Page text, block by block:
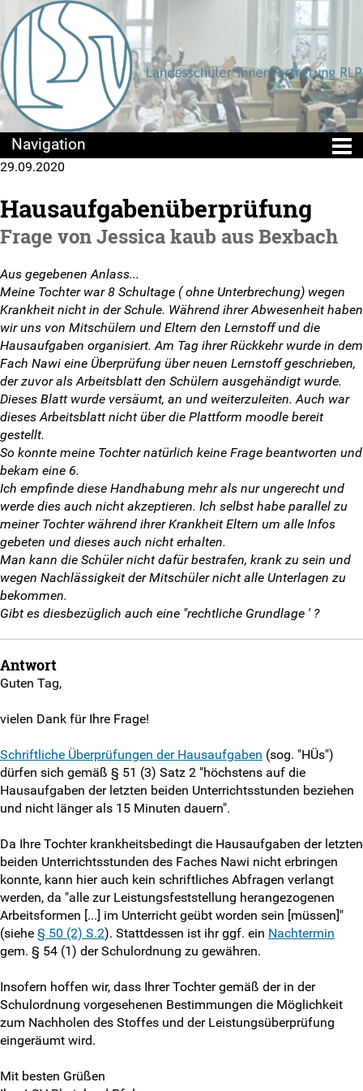
Positionen & Lesestoff
SV-Arbeit vor Ort
Du hast Recht(e)
Weitersurfen
Termine
Shop
Kontakt
Eure Fragen
Unsere Antworten
Kontaktformular
Anmeldeformular
Info-Newsletter abonnieren
Antragsformulare
Impressum
Disclaimer
Datenschutzerklärung
Intern
29.09.2020
Hausaufgabenüberprüfung
Frage von Jessica kaub aus Bexbach
Aus gegebenen Anlass...
Meine Tochter war 8 Schultage ( ohne Unterbrechung) wegen
Krankheit nicht in der Schule. Während ihrer Abwesenheit haben
wir uns von Mitschülern und Eltern den Lernstoff und die
Hausaufgaben organisiert. Am Tag ihrer Rückkehr wurde in dem
Fach Nawi eine Überprüfung über neuen Lernstoff geschrieben,
der zuvor als Arbeitsblatt den Schülern ausgehändigt wurde.
Dieses Blatt wurde versäumt, an und weiterzuleiten. Auch war
dieses Arbeitsblatt nicht über die Plattform moodle bereit
gestellt.
So konnte meine Tochter natürlich keine Frage beantworten und
bekam eine 6.
Ich empfinde diese Handhabung mehr als nur ungerecht und
werde dies auch nicht akzeptieren. Ich selbst habe parallel zu
meiner Tochter während ihrer Krankheit Eltern um alle Infos
gebeten und dieses auch nicht erhalten.
Man kann die Schüler nicht dafür bestrafen, krank zu sein und
wegen Nachlässigkeit der Mitschüler nicht alle Unterlagen zu
bekommen.
Gibt es diesbezüglich auch eine "rechtliche Grundlage ' ?
Antwort
Guten Tag,
vielen Dank für Ihre Frage!
Schriftliche Überprüfungen der Hausaufgaben (sog. "HÜs")
dürfen sich gemäß § 51 (3) Satz 2 "höchstens auf die
Hausaufgaben der letzten beiden Unterrichtsstunden beziehen
und nicht länger als 15 Minuten dauern".
Da Ihre Tochter krankheitsbedingt die Hausaufgaben der letzten
beiden Unterrichtsstunden des Faches Nawi nicht erbringen
konnte, kann hier auch kein schriftliches Abfragen verlangt
werden, da "alle zur Leistungsfeststellung herangezogenen
Arbeitsformen [...] im Unterricht geübt worden sein [müssen]"
(siehe § 50 (2) S.2). Stattdessen ist ihr ggf. ein Nachtermin
gem. § 54 (1) der Schulordnung zu gewähren.
Insofern hoffen wir, dass Ihrer Tochter gemäß der in der
Schulordnung vorgesehenen Bestimmungen die Möglichkeit
zum Nachholen des Stoffes und der Leistungsüberprüfung
eingeräumt wird.
Mit besten Grüßen